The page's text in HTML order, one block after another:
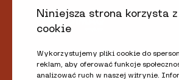
Niniejsza strona korzysta
cookie
Wykorzystujemy pliki cookie do
reklam, aby oferować funkcje
analizować ruch w naszej witrynie.